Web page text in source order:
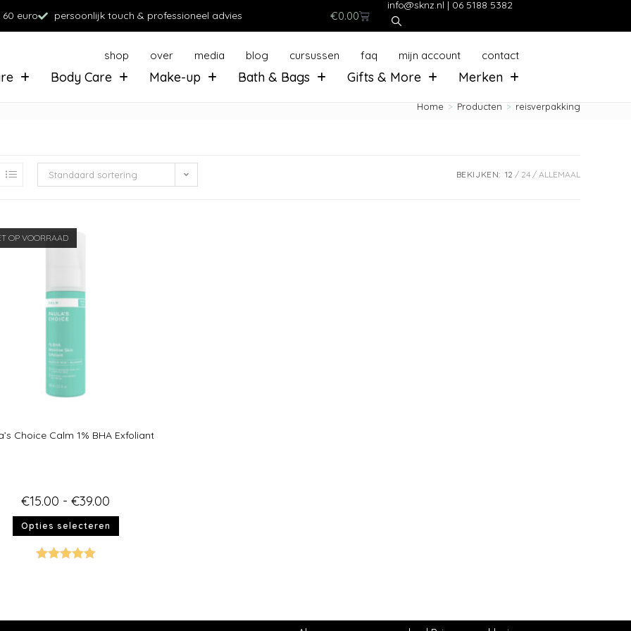
euro persoonlijk touch & professioneel advies €0.00
info@sknz.nl | 06 5188 5382
shop over media blog cursussen faq mijn account contact
Body Care Make-up Bath & Bags Gifts & More Merken
Home > Producten > reisverpakking
Standaard sortering BEKIJKEN: 12 24 ALLEMAAL
OP VOORRAAD
Choice Calm 1% BHA Exfoliant
€15.00 - €39.00
Opties selecteren